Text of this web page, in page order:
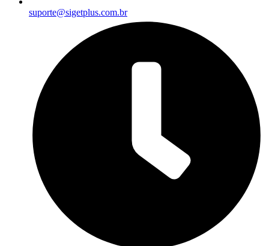
suporte@sigetplus.com.br